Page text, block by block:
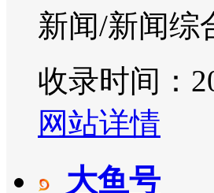
新闻/新闻综
收录时间：
网站详情
大鱼号